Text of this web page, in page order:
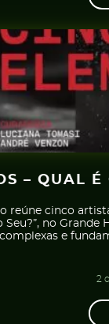
– QUAL
reúne cinco
Seu?”, no
e
2